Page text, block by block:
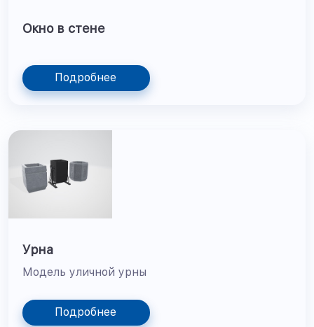
Окно в стене
Подробнее
Урна
Модель уличной урны
Подробнее